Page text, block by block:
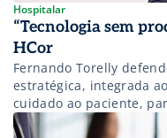
Hospitalar
“Tecnologia sem
HCor
Fernando Torelly
estratégica, integrada
cuidado ao paciente,
sustentabilidade na